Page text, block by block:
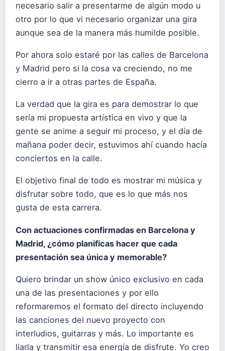
necesario salir a presentarme de algún modo u
otro por lo que vi necesario organizar una gira
aunque sea de la manera más humilde posible.
Por ahora solo estaré por las calles de Barcelona
y Madrid pero si la cosa va creciendo, no me
cierro a ir a otras partes de España.
La verdad que la gira es para demostrar lo que
sería mi propuesta artística en vivo y que la
gente se anime a seguir mi proceso, y el día de
mañana poder decir, estuvimos ahí cuando hacía
conciertos en la calle.
El objetivo final de todo es mostrar mi música y
disfrutar sobre todo, que es lo que más nos
gusta de esta carrera.
Con actuaciones confirmadas en Barcelona y
Madrid, ¿cómo planificas hacer que cada
presentación sea única y memorable?
Quiero brindar un show único exclusivo en cada
una de las presentaciones y por ello
reformaremos el formato del directo incluyendo
las canciones del nuevo proyecto con
interludios, guitarras y más. Lo importante es
liarla y transmitir esa energía de disfrute. Yo creo